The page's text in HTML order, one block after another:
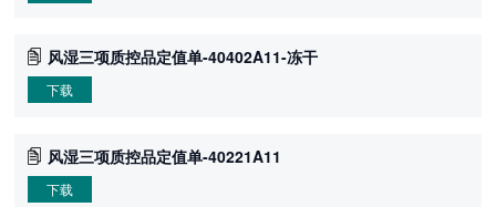
风湿三项质控品定值单-40402A11-冻干
下载
风湿三项质控品定值单-40221A11
下载